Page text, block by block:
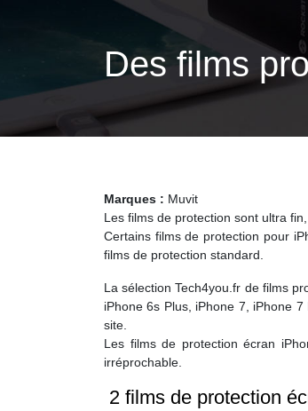
Des films
Marques : Muvit
Les films de protection sont ultra
Certains films de protection pour
films de protection standard.
La sélection Tech4you.fr de films
iPhone 6s Plus, iPhone 7, iPhone
site.
Les films de protection écran
irréprochable.
2 films de protection